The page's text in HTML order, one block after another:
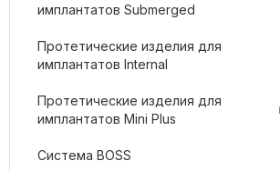
имплантатов Submerged
Протетические изделия для
имплантатов Internal
Протетические изделия для
имплантатов Mini Plus
Система BOSS